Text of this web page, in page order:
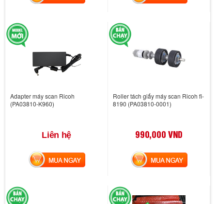
Adapter máy scan Ricoh
(PA03810-K960)
Liên hệ
MUA NGAY
Roller tách giấy máy scan Ricoh fi-
8190 (PA03810-0001)
990,000 VND
MUA NGAY